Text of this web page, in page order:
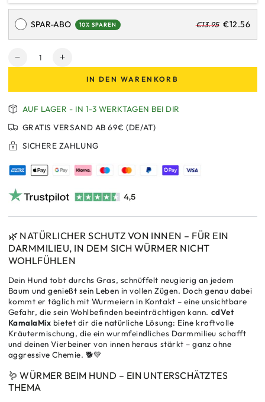
SPAR-ABO 10% SPAREN €13.95 €12.56
Anzahl
Verringere
cdVet
–
Natürliche
Kräutermischung
für
wurmfeindliches
bei
|
Mit
Saponinen,
Bitter-
&amp;
Gerbstoffen
|
Auch
für
Welpen
geeignet
Erhöhe
Menge
cdVet
–
Natürliche
Kräutermischung
wurmfeindliches
bei
|
Mit
Saponinen,
Bitter-
&amp;
Gerbstoffen
|
Auch
für
Welpen
geeignet
IN DEN WARENKORB
AUF LAGER - IN 1-3 WERKTAGEN BEI DIR
GRATIS VERSAND AB 69€ (DE/AT)
SICHERE ZAHLUNG
🌿 NATÜRLICHER SCHUTZ VON INNEN – FÜR EIN
DARMMILIEU, IN DEM SICH WÜRMER NICHT
WOHLFÜHLEN
Dein Hund tobt durchs Gras, schnüffelt neugierig an jedem
Baum und genießt sein Leben in vollen Zügen. Doch genau dabei
kommt er täglich mit Wurmeiern in Kontakt – eine unsichtbare
Gefahr, die sein Wohlbefinden beeinträchtigen kann. cdVet
KamalaMix bietet dir die natürliche Lösung: Eine kraftvolle
Kräutermischung, die ein wurmfeindliches Darmmilieu schafft
und deinen Vierbeiner von innen heraus stärkt – ganz ohne
aggressive Chemie. 🐕💚
🪱 WÜRMER BEIM HUND – EIN UNTERSCHÄTZTES
THEMA